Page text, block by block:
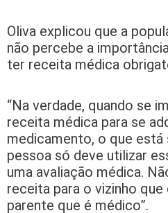
Oliva explicou que a
não percebe a
ter receita médica
“Na verdade, quando se
receita médica para se
medicamento, o que
pessoa só deve utilizar
uma avaliação médica.
receita para o vizinho
parente que é médico”.